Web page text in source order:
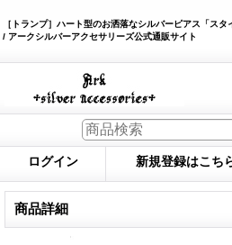
［トランプ］ハート型のお洒落なシルバーピアス「スタ
/ アークシルバーアクセサリーズ公式通販サイト
ログイン 新規登録はこち
商品詳細